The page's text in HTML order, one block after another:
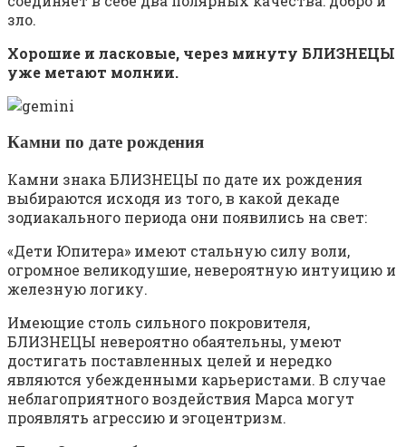
зло.
Хорошие и ласковые, через минуту БЛИЗНЕЦЫ
уже метают молнии.
Камни по дате рождения
Камни знака БЛИЗНЕЦЫ по дате их рождения
выбираются исходя из того, в какой декаде
зодиакального периода они появились на свет:
«Дети Юпитера» имеют стальную силу воли,
огромное великодушие, невероятную интуицию и
железную логику.
Имеющие столь сильного покровителя,
БЛИЗНЕЦЫ невероятно обаятельны, умеют
достигать поставленных целей и нередко
являются убежденными карьеристами. В случае
неблагоприятного воздействия Марса могут
проявлять агрессию и эгоцентризм.